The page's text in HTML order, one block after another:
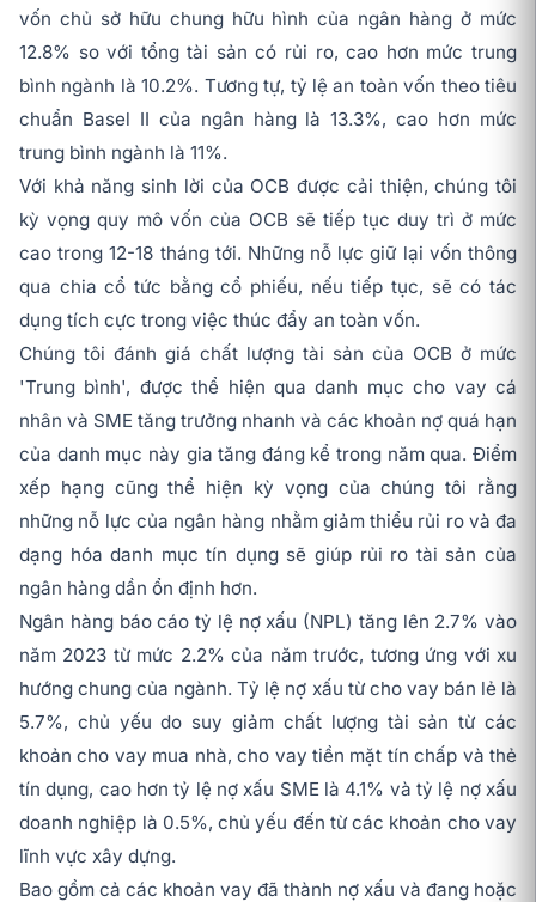
vốn chủ sở hữu chung hữu hình của ngân hàng ở mức
12.8% so với tổng tài sản có rủi ro, cao hơn mức trung
bình ngành là 10.2%. Tương tự, tỷ lệ an toàn vốn theo tiêu
chuẩn Basel II của ngân hàng là 13.3%, cao hơn mức
trung bình ngành là 11%.
Với khả năng sinh lời của OCB được cải thiện, chúng tôi
kỳ vọng quy mô vốn của OCB sẽ tiếp tục duy trì ở mức
cao trong 12-18 tháng tới. Những nỗ lực giữ lại vốn thông
qua chia cổ tức bằng cổ phiếu, nếu tiếp tục, sẽ có tác
dụng tích cực trong việc thúc đẩy an toàn vốn.
Chúng tôi đánh giá chất lượng tài sản của OCB ở mức
'Trung bình', được thể hiện qua danh mục cho vay cá
nhân và SME tăng trưởng nhanh và các khoản nợ quá hạn
của danh mục này gia tăng đáng kể trong năm qua. Điểm
xếp hạng cũng thể hiện kỳ vọng của chúng tôi rằng
những nỗ lực của ngân hàng nhằm giảm thiểu rủi ro và đa
dạng hóa danh mục tín dụng sẽ giúp rủi ro tài sản của
ngân hàng dần ổn định hơn.
Ngân hàng báo cáo tỷ lệ nợ xấu (NPL) tăng lên 2.7% vào
năm 2023 từ mức 2.2% của năm trước, tương ứng với xu
hướng chung của ngành. Tỷ lệ nợ xấu từ cho vay bán lẻ là
5.7%, chủ yếu do suy giảm chất lượng tài sản từ các
khoản cho vay mua nhà, cho vay tiền mặt tín chấp và thẻ
tín dụng, cao hơn tỷ lệ nợ xấu SME là 4.1% và tỷ lệ nợ xấu
doanh nghiệp là 0.5%, chủ yếu đến từ các khoản cho vay
lĩnh vực xây dựng.
Bao gồm cả các khoản vay đã thành nợ xấu và đang hoặc